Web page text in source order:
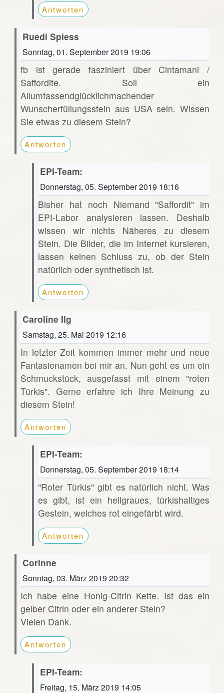
Antworten
Ruedi Spiess
Sonntag, 01. September 2019 19:06
fb ist gerade fasziniert über Cintamani /
Saffordite. Soll ein
Allumfassendglücklichmachender
Wunscherfüllungsstein aus USA sein. Wissen
Sie etwas zu diesem Stein?
Antworten
EPI-Team:
Donnerstag, 05. September 2019 18:16
Bisher hat noch Niemand "Saffordit" im
EPI-Labor analysieren lassen. Deshalb
wissen wir nichts Näheres zu diesem
Stein. Die Bilder, die im Internet kursieren,
lassen keinen Schluss zu, ob der Stein
natürlich oder synthetisch ist.
Antworten
Caroline Ilg
Samstag, 25. Mai 2019 12:16
In letzter Zeit kommen immer mehr und neue
Fantasienamen bei mir an. Nun geht es um ein
Schmuckstück, ausgefasst mit einem "roten
Türkis". Gerne erfahre ich Ihre Meinung zu
diesem Stein!
Antworten
EPI-Team:
Donnerstag, 05. September 2019 18:14
"Roter Türkis" gibt es natürlich nicht. Was
es gibt, ist ein hellgraues, türkishaltiges
Gestein, welches rot eingefärbt wird.
Antworten
Corinne
Sonntag, 03. März 2019 20:32
Ich habe eine Honig-Citrin Kette. Ist das ein
gelber Citrin oder ein anderer Stein?
Vielen Dank.
Antworten
EPI-Team:
Freitag, 15. März 2019 14:05